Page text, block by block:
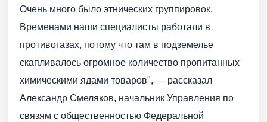
Очень много было этнических группировок.
Временами наши специалисты работали в
противогазах, потому что там в подземелье
скапливалось огромное количество пропитанных
химическими ядами товаров", — рассказал
Александр Смеляков, начальник Управления по
связям с общественностью Федеральной